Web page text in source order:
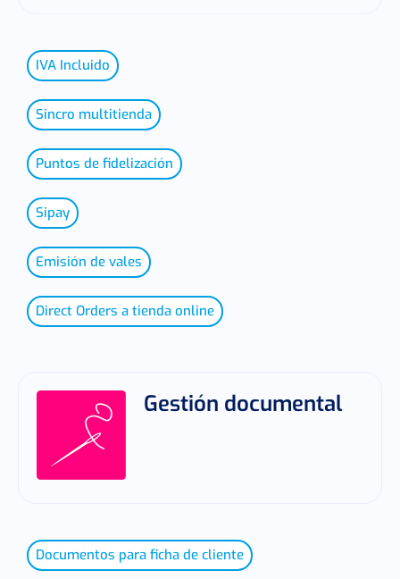
IVA Incluido
Sincro multitienda
Puntos de fidelización
Sipay
Emisión de vales
Direct Orders a tienda online
Gestión documental
Documentos para ficha de cliente